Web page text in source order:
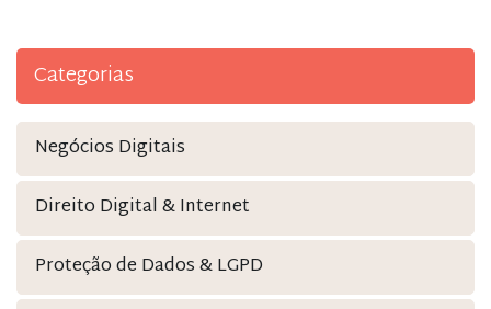
Categorias
Negócios Digitais
Direito Digital & Internet
Proteção de Dados & LGPD